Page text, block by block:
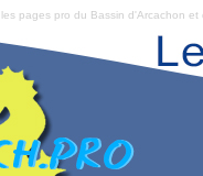
les pages pro du Bassin d'Arcachon